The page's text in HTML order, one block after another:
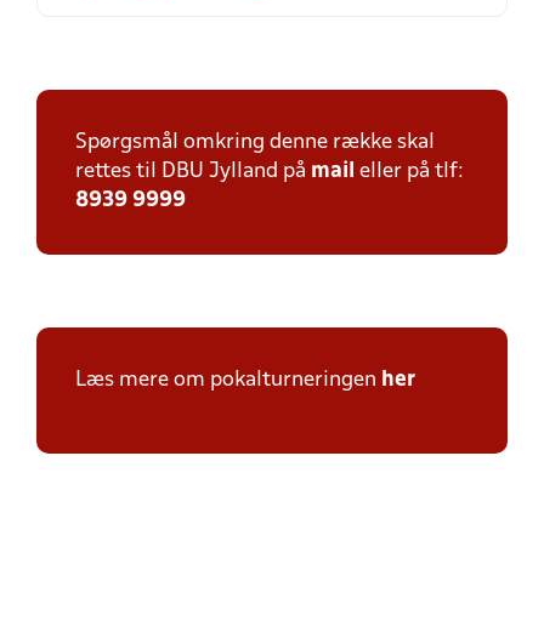
Spørgsmål omkring denne række skal
rettes til DBU Jylland på mail eller på tlf:
8939 9999
Læs mere om pokalturneringen her